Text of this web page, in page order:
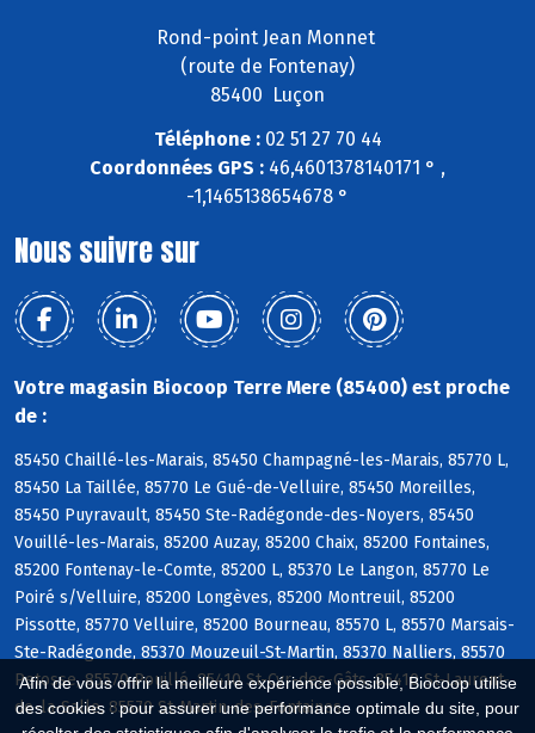
Afin de vous offrir la meilleure expérience possible, Biocoop utilise
des cookies : pour assurer une performance optimale du site, pour
Rond-point Jean Monnet
(route de Fontenay)
85400 Luçon
Téléphone :02 51 27 70 44
Coordonnées GPS : 46,4601378140171 ° ,
-1,1465138654678 °
Nous suivre sur
Votre magasin Biocoop Terre Mere (85400) est proche
de :
85450 Chaillé-les-Marais, 85450 Champagné-les-Marais, 85770 L,
85450 La Taillée, 85770 Le Gué-de-Velluire, 85450 Moreilles,
85450 Puyravault, 85450 Ste-Radégonde-des-Noyers, 85450
Vouillé-les-Marais, 85200 Auzay, 85200 Chaix, 85200 Fontaines,
85200 Fontenay-le-Comte, 85200 L, 85370 Le Langon, 85770 Le
Poiré s/Velluire, 85200 Longèves, 85200 Montreuil, 85200
Pissotte, 85770 Velluire, 85200 Bourneau, 85570 L, 85570 Marsais-
Ste-Radégonde, 85370 Mouzeuil-St-Martin, 85370 Nalliers, 85570
Petosse, 85570 Pouillé, 85410 St-Cyr-des-Gâts, 85410 St-Laurent-
de-la-Salle, 85570 St-Martin-des-Fontaines